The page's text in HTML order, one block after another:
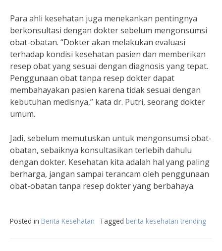
Para ahli kesehatan juga menekankan pentingnya
berkonsultasi dengan dokter sebelum mengonsumsi
obat-obatan. “Dokter akan melakukan evaluasi
terhadap kondisi kesehatan pasien dan memberikan
resep obat yang sesuai dengan diagnosis yang tepat.
Penggunaan obat tanpa resep dokter dapat
membahayakan pasien karena tidak sesuai dengan
kebutuhan medisnya,” kata dr. Putri, seorang dokter
umum.
Jadi, sebelum memutuskan untuk mengonsumsi obat-
obatan, sebaiknya konsultasikan terlebih dahulu
dengan dokter. Kesehatan kita adalah hal yang paling
berharga, jangan sampai terancam oleh penggunaan
obat-obatan tanpa resep dokter yang berbahaya.
Posted in Berita Kesehatan Tagged berita kesehatan trending